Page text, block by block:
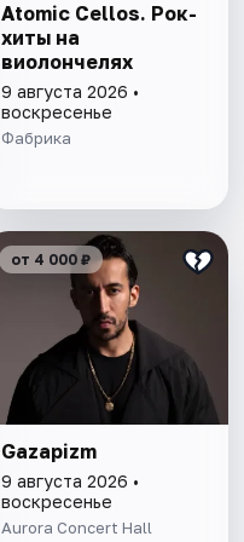
Atomic Cellos. Рок-
хиты на
виолончелях
9 августа 2026 •
воскресенье
Фабрика
от 4 000 ₽
Gazapizm
9 августа 2026 •
воскресенье
Aurora Concert Hall